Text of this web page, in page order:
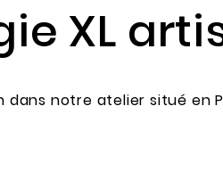
XL
dans notre atelier situé en